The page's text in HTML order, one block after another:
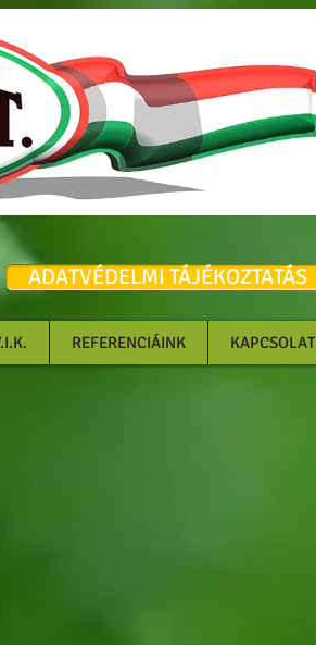
ADATVÉDELMI TÁJÉKOZTATÁS
REFERENCIÁINK KAPCSOLAT